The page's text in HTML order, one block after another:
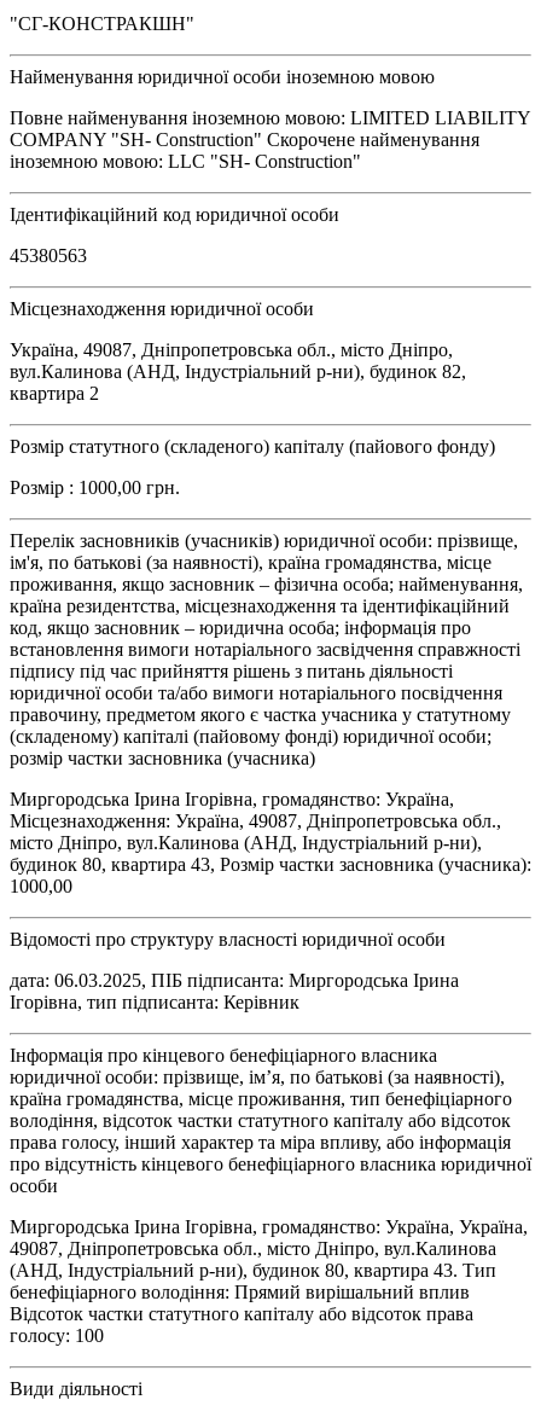
"СГ-КОНСТРАКШН"
Найменування юридичної особи іноземною мовою
Повне найменування іноземною мовою: LIMITED LIABILITY
COMPANY "SH- Construction" Скорочене найменування
іноземною мовою: LLC "SH- Construction"
Ідентифікаційний код юридичної особи
45380563
Місцезнаходження юридичної особи
Україна, 49087, Дніпропетровська обл., місто Дніпро,
вул.Калинова (АНД, Індустріальний р-ни), будинок 82,
квартира 2
Розмір статутного (складеного) капіталу (пайового фонду)
Розмір : 1000,00 грн.
Перелік засновників (учасників) юридичної особи: прізвище,
ім'я, по батькові (за наявності), країна громадянства, місце
проживання, якщо засновник – фізична особа; найменування,
країна резидентства, місцезнаходження та ідентифікаційний
код, якщо засновник – юридична особа; інформація про
встановлення вимоги нотаріального засвідчення справжності
підпису під час прийняття рішень з питань діяльності
юридичної особи та/або вимоги нотаріального посвідчення
правочину, предметом якого є частка учасника у статутному
(складеному) капіталі (пайовому фонді) юридичної особи;
розмір частки засновника (учасника)
Миргородська Ірина Ігорівна, громадянство: Україна,
Місцезнаходження: Україна, 49087, Дніпропетровська обл.,
місто Дніпро, вул.Калинова (АНД, Індустріальний р-ни),
будинок 80, квартира 43, Розмір частки засновника (учасника):
1000,00
Відомості про структуру власності юридичної особи
дата: 06.03.2025, ПІБ підписанта: Миргородська Ірина
Ігорівна, тип підписанта: Керівник
Інформація про кінцевого бенефіціарного власника
юридичної особи: прізвище, ім’я, по батькові (за наявності),
країна громадянства, місце проживання, тип бенефіціарного
володіння, відсоток частки статутного капіталу або відсоток
права голосу, інший характер та міра впливу, або інформація
про відсутність кінцевого бенефіціарного власника юридичної
особи
Миргородська Ірина Ігорівна, громадянство: Україна, Україна,
49087, Дніпропетровська обл., місто Дніпро, вул.Калинова
(АНД, Індустріальний р-ни), будинок 80, квартира 43. Тип
бенефіціарного володіння: Прямий вирішальний вплив
Відсоток частки статутного капіталу або відсоток права
голосу: 100
Види діяльності